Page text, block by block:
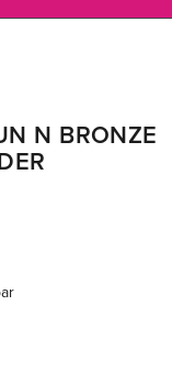
N BRONZE